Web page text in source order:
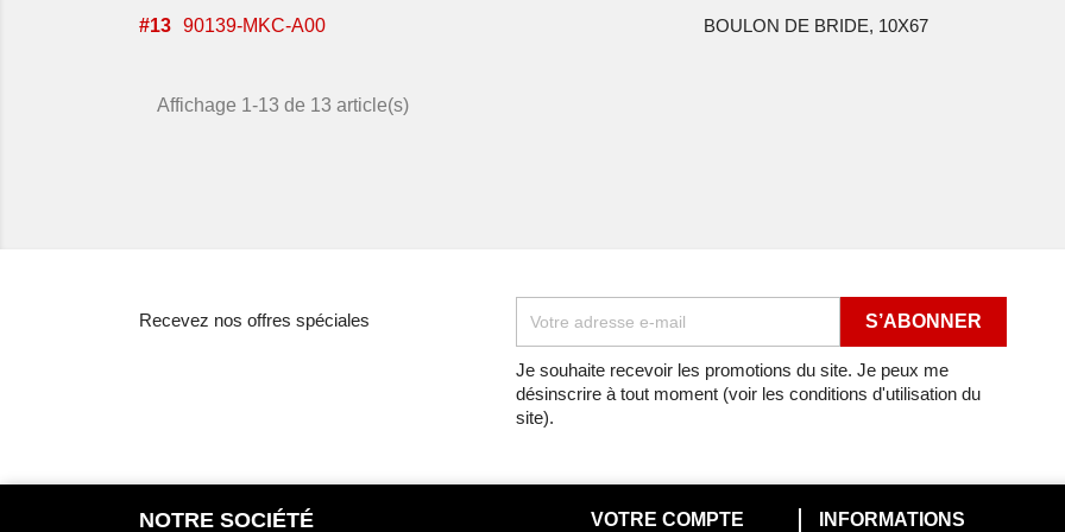
#13 90139-MKC-A00 BOULON DE BRIDE, 10X67
Affichage 1-13 de 13 article(s)
Recevez nos offres spéciales
Je souhaite recevoir les promotions du site. Je peux me
désinscrire à tout moment (voir les conditions d'utilisation du
site).
NOTRE SOCIÉTÉ VOTRE COMPTE INFORMATIONS